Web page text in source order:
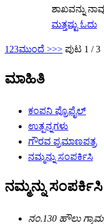
ಶಾಖವನ್ನು
ಮತ್ತಷ್ಟು ಓದು
1 23ಮುಂದೆ >>> ಪುಟ 1 / 3
ಮಾಹಿತಿ
ಕಂಪನಿ ಪ್ರೊಫೈಲ್
ಉತ್ಪನ್ನಗಳು
ಗೌರವ ಪ್ರಮಾಣಪತ್ರ
ನಮ್ಮನ್ನು ಸಂಪರ್ಕಿಸಿ
ನಮ್ಮನ್ನು ಸಂಪರ್ಕಿಸಿ
ನಂ.130 ಹೌಲು